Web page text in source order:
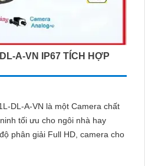
A-VN IP67 TÍCH HỢP
DL-A-VN là một Camera chất
tối ưu cho ngôi nhà hay